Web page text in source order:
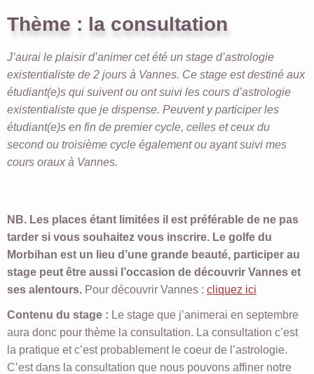
Thème : la consultation
J’aurai le plaisir d’animer cet été un stage d’astrologie
existentialiste de 2 jours à Vannes. Ce stage est destiné aux
étudiant(e)s qui suivent ou ont suivi les cours d’astrologie
existentialiste que je dispense. Peuvent y participer les
étudiant(e)s en fin de premier cycle, celles et ceux du
second ou troisième cycle également ou ayant suivi mes
cours oraux à Vannes.
NB. Les places étant limitées il est préférable de ne pas
tarder si vous souhaitez vous inscrire. Le golfe du
Morbihan est un lieu d’une grande beauté, participer au
stage peut être aussi l’occasion de découvrir Vannes et
ses alentours. Pour découvrir Vannes : cliquez ici
Contenu du stage : Le stage que j’animerai en septembre
aura donc pour thème la consultation. La consultation c’est
la pratique et c’est probablement le coeur de l’astrologie.
C’est dans la consultation que nous pouvons affiner notre